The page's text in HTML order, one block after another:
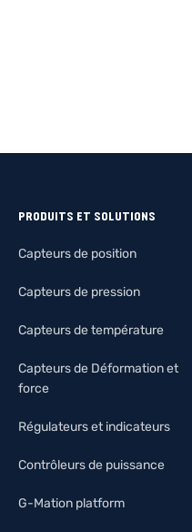
PRODUITS ET SOLUTIONS
Capteurs de position
Capteurs de pression
Capteurs de température
Capteurs de Déformation et
force
Régulateurs et indicateurs
Contrôleurs de puissance
G-Mation platform